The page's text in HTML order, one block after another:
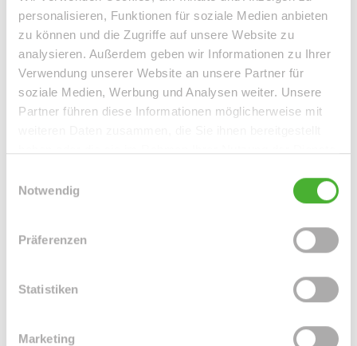
personalisieren, Funktionen für soziale Medien anbieten
zu können und die Zugriffe auf unsere Website zu
analysieren. Außerdem geben wir Informationen zu Ihrer
Verwendung unserer Website an unsere Partner für
soziale Medien, Werbung und Analysen weiter. Unsere
Partner führen diese Informationen möglicherweise mit
Notwendig
Präferenzen
Statistiken
Marketing
Etagenwohnung
67 m²
WOHNFLÄCHE
2
ZIMMER
VERKAUFT
Taucha
Grundstück in einer idyllischen sowie grünen
Einfamilienhaus